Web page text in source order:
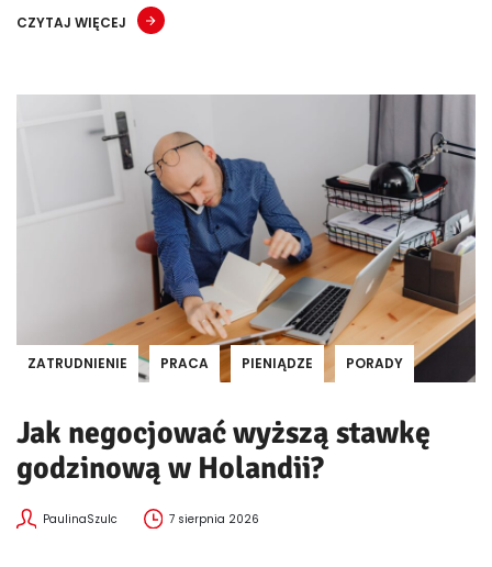
CZYTAJ WIĘCEJ
ZATRUDNIENIE PRACA PIENIĄDZE PORADY
Jak negocjować wyższą stawkę
godzinową w Holandii?
PaulinaSzulc 7 sierpnia 2026